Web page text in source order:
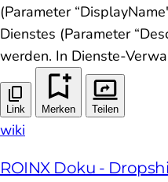
(Parameter
Dienstes (Parameter
werden. In Dienste-
Link Merken Teilen
wiki
ROINX Doku -